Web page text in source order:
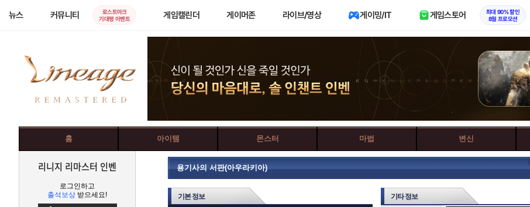
뉴스 커뮤니티
로스트아크
기대평 이벤트
게임캘린더 게이머존 라이브/영상 게이밍/IT 게임스토어
최대 90% 할인
8월 프로모션
홈 아이템 몬스터 마법 변신
리니지 리마스터 인벤
로그인하고
출석보상 받으세요!
용기사의 서판(아우라키아)
기본 정보 기타 정보